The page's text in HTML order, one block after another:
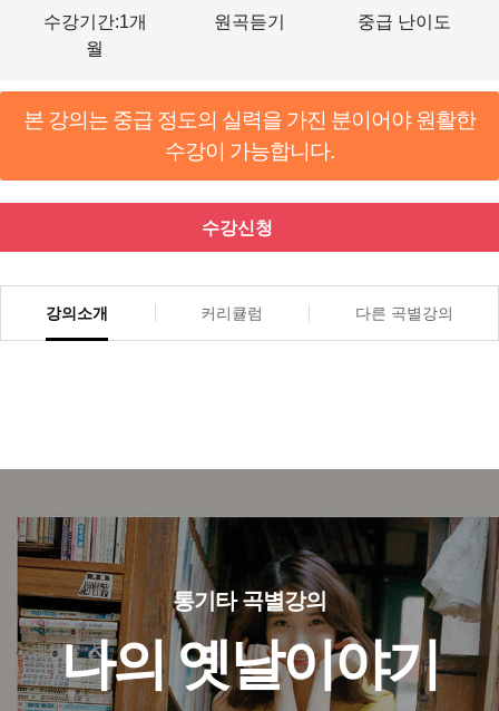
수강기간:1개
월
원곡듣기 중급 난이도
본 강의는 중급 정도의 실력을 가진 분이어야 원활한
수강이 가능합니다.
수강신청
강의소개 커리큘럼 다른 곡별강의
통기타 곡별강의
나의 옛날이야기